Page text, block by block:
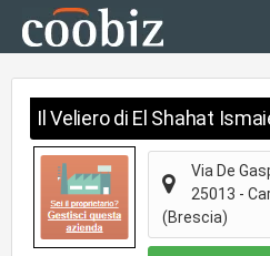
Il Veliero di El Shahat
Via De
25013 -
(Brescia)